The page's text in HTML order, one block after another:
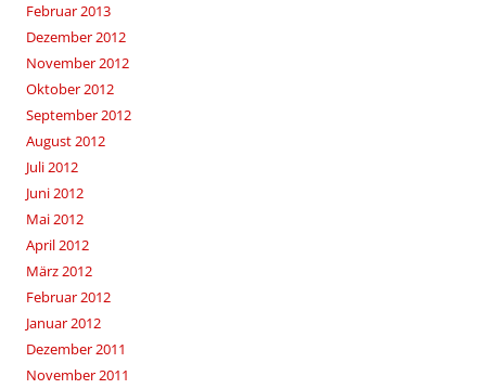
Februar 2013
Dezember 2012
November 2012
Oktober 2012
September 2012
August 2012
Juli 2012
Juni 2012
Mai 2012
April 2012
März 2012
Februar 2012
Januar 2012
Dezember 2011
November 2011